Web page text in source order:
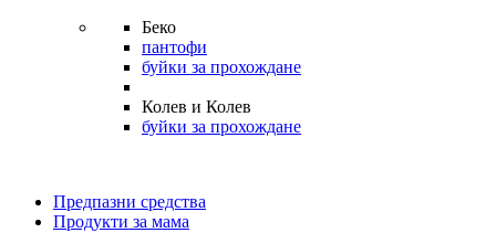
Беко
пантофи
буйки за прохождане
Колев и Колев
буйки за прохождане
Предпазни средства
Продукти за мама